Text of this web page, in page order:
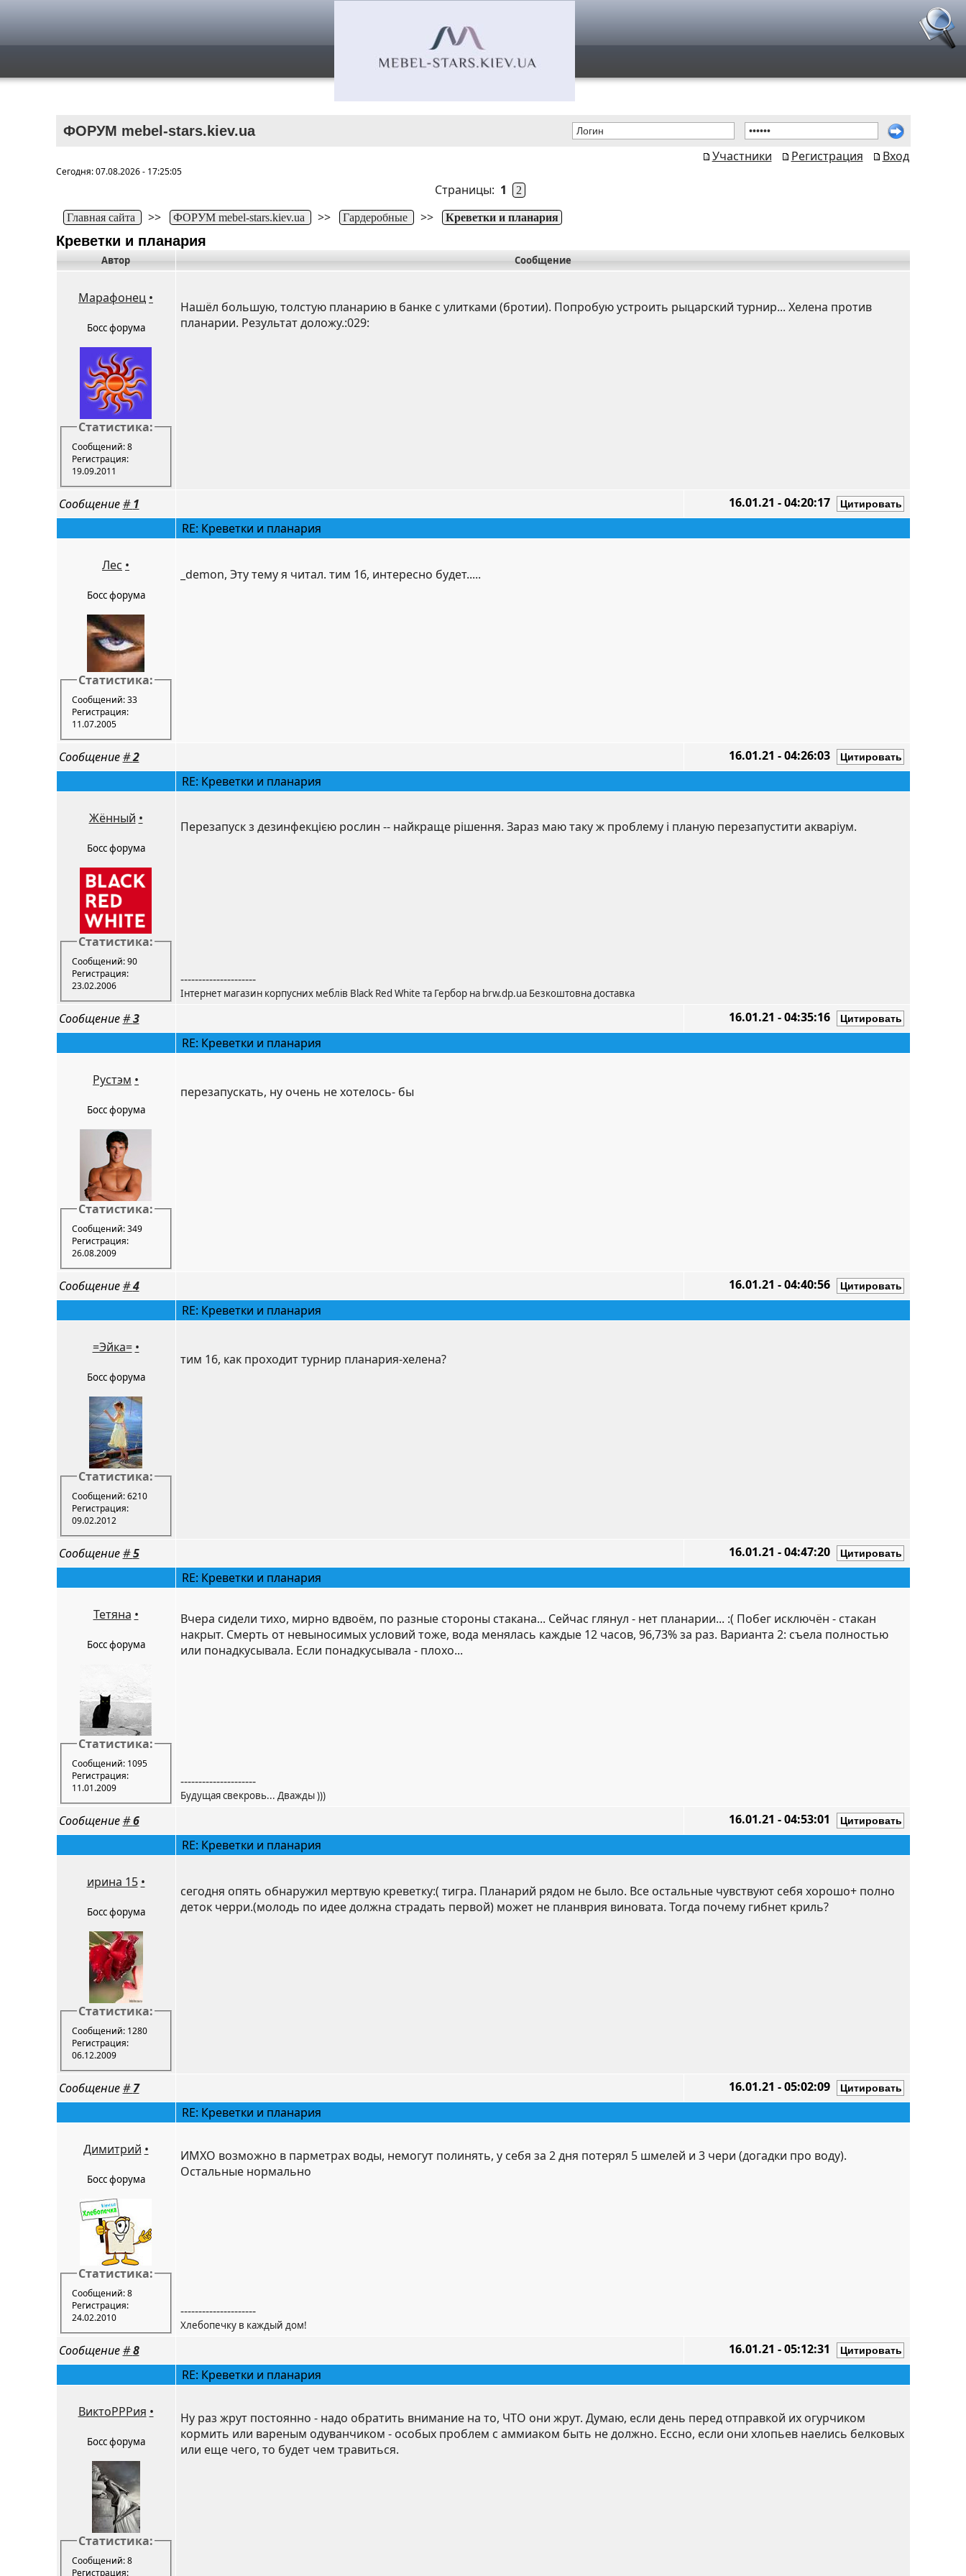
ФОРУМ mebel-stars.kiev.ua
Участники
Регистрация Вход
Сегодня: 07.08.2026 - 17:25:05
Страницы: 1 2
Главная сайта >> ФОРУМ mebel-stars.kiev.ua >> Гардеробные >> Креветки и планария
Креветки и планария
Автор Сообщение
Марафонец •
Босс форума
Статистика:
Сообщений: 8
Регистрация:
19.09.2011
Нашёл большую, толстую планарию в банке с улитками (бротии). Попробую устроить рыцарский турнир... Хелена против
планарии. Результат доложу.:029:
Сообщение#1
16.01.21 - 04:20:17
RE: Креветки и планария
Лес •
Босс форума
Статистика:
Сообщений: 33
Регистрация:
11.07.2005
_demon, Эту тему я читал. тим 16, интересно будет.....
Сообщение#2
16.01.21 - 04:26:03
RE: Креветки и планария
Жённый •
Босс форума
Статистика:
Сообщений: 90
Регистрация:
23.02.2006
Перезапуск з дезинфекцією рослин -- найкраще рішення. Зараз маю таку ж проблему і планую перезапустити акваріум.
---------------------
​Інтернет магазин корпусних меблів Black Red White та Гербор на brw.dp.ua Безкоштовна доставка
Сообщение#3
16.01.21 - 04:35:16
RE: Креветки и планария
Рустэм •
Босс форума
Статистика:
Сообщений: 349
Регистрация:
26.08.2009
перезапускать, ну очень не хотелось- бы
Сообщение#4
16.01.21 - 04:40:56
RE: Креветки и планария
=Эйка= •
Босс форума
Статистика:
Сообщений: 6210
Регистрация:
09.02.2012
тим 16, как проходит турнир планария-хелена?
Сообщение#5
16.01.21 - 04:47:20
RE: Креветки и планария
Тетяна •
Босс форума
Статистика:
Сообщений: 1095
Регистрация:
11.01.2009
Вчера сидели тихо, мирно вдвоём, по разные стороны стакана... Сейчас глянул - нет планарии... :( Побег исключён - стакан
накрыт. Смерть от невыносимых условий тоже, вода менялась каждые 12 часов, 96,73% за раз. Варианта 2: съела полностью
или понадкусывала. Если понадкусывала - плохо...
---------------------
Будущая свекровь... Дважды )))
Сообщение#6
16.01.21 - 04:53:01
RE: Креветки и планария
ирина 15 •
Босс форума
Статистика:
Сообщений: 1280
Регистрация:
06.12.2009
сегодня опять обнаружил мертвую креветку:( тигра. Планарий рядом не было. Все остальные чувствуют себя хорошо+ полно
деток черри.(молодь по идее должна страдать первой) может не планврия виновата. Тогда почему гибнет криль?
Сообщение#7
16.01.21 - 05:02:09
RE: Креветки и планария
Димитрий •
Босс форума
Статистика:
Сообщений: 8
Регистрация:
24.02.2010
ИМХО возможно в парметрах воды, немогут полинять, у себя за 2 дня потерял 5 шмелей и 3 чери (догадки про воду).
Остальные нормально
---------------------
Хлебопечку в каждый дом!
Сообщение#8
16.01.21 - 05:12:31
RE: Креветки и планария
ВиктоРРРия •
Босс форума
Статистика:
Сообщений: 8
Регистрация:
Ну раз жрут постоянно - надо обратить внимание на то, ЧТО они жрут. Думаю, если день перед отправкой их огурчиком
кормить или вареным одуванчиком - особых проблем с аммиаком быть не должно. Ессно, если они хлопьев наелись белковых
или еще чего, то будет чем травиться.